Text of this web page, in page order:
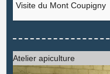
Visite du Mont Coupigny
Atelier apiculture